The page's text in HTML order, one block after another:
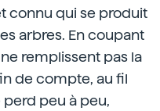
connu qui se produit
arbres. En coupant
remplissent pas la
de compte, au fil
peu à peu,